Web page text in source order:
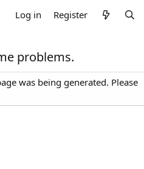
Log in Register
problems.
was being generated. Please